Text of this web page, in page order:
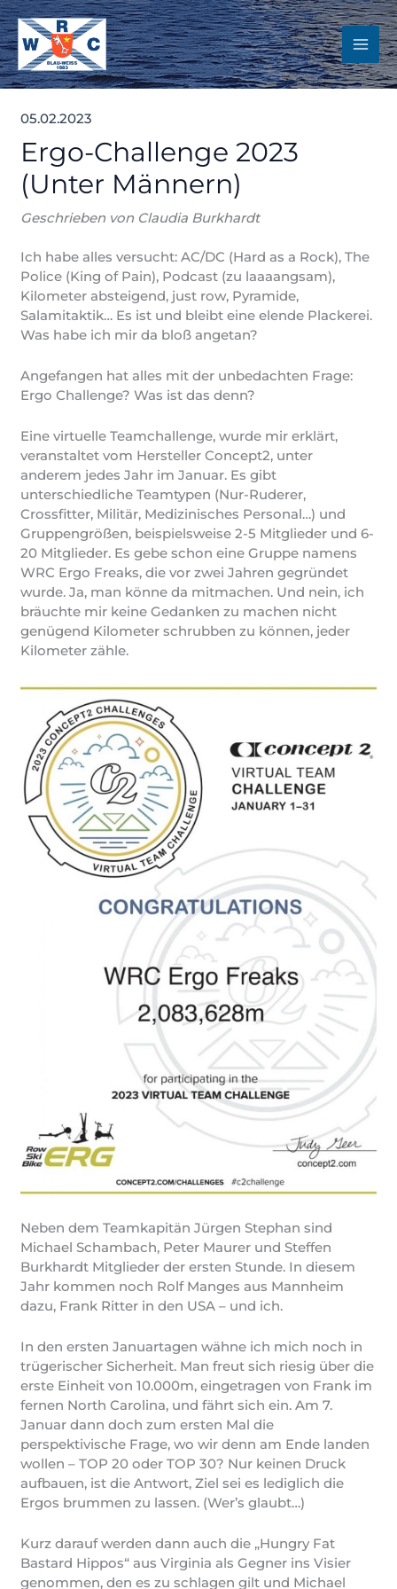
Zum
Inhalt
springen
05.02.2023
Ergo-Challenge 2023
(Unter Männern)
Geschrieben von Claudia Burkhardt
Ich habe alles versucht: AC/DC (Hard as a Rock), The
Police (King of Pain), Podcast (zu laaaangsam),
Kilometer absteigend, just row, Pyramide,
Salamitaktik… Es ist und bleibt eine elende Plackerei.
Was habe ich mir da bloß angetan?
Angefangen hat alles mit der unbedachten Frage:
Ergo Challenge? Was ist das denn?
Eine virtuelle Teamchallenge, wurde mir erklärt,
veranstaltet vom Hersteller Concept2, unter
anderem jedes Jahr im Januar. Es gibt
unterschiedliche Teamtypen (Nur-Ruderer,
Crossfitter, Militär, Medizinisches Personal…) und
Gruppengrößen, beispielsweise 2-5 Mitglieder und 6-
20 Mitglieder. Es gebe schon eine Gruppe namens
WRC Ergo Freaks, die vor zwei Jahren gegründet
wurde. Ja, man könne da mitmachen. Und nein, ich
bräuchte mir keine Gedanken zu machen nicht
genügend Kilometer schrubben zu können, jeder
Kilometer zähle.
Neben dem Teamkapitän Jürgen Stephan sind
Michael Schambach, Peter Maurer und Steffen
Burkhardt Mitglieder der ersten Stunde. In diesem
Jahr kommen noch Rolf Manges aus Mannheim
dazu, Frank Ritter in den USA – und ich.
In den ersten Januartagen wähne ich mich noch in
trügerischer Sicherheit. Man freut sich riesig über die
erste Einheit von 10.000m, eingetragen von Frank im
fernen North Carolina, und fährt sich ein. Am 7.
Januar dann doch zum ersten Mal die
perspektivische Frage, wo wir denn am Ende landen
wollen – TOP 20 oder TOP 30? Nur keinen Druck
aufbauen, ist die Antwort, Ziel sei es lediglich die
Ergos brummen zu lassen. (Wer’s glaubt…)
Kurz darauf werden dann auch die „Hungry Fat
Bastard Hippos“ aus Virginia als Gegner ins Visier
genommen, den es zu schlagen gilt und Michael